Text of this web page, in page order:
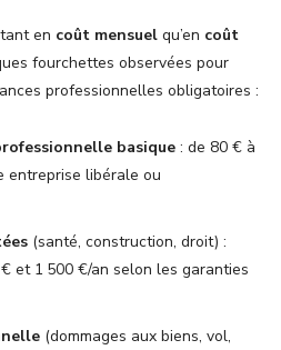
en coût mensuel qu’en coût
fourchettes observées pour
professionnelles obligatoires :
basique : de 80 € à
entreprise libérale ou
(santé, construction, droit) :
et 1 500 €/an selon les garanties
(dommages aux biens, vol,